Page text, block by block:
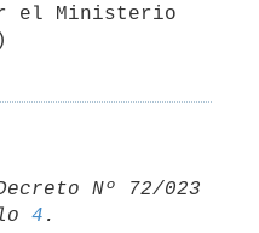
el Ministerio
Nº 72/023
4